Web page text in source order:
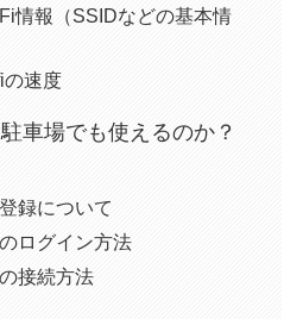
情報（SSIDなどの基本情
の速度
車場でも使えるのか？
録について
ログイン方法
接続方法